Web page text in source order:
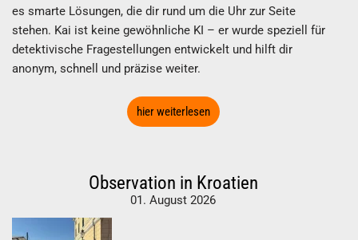
es smarte Lösungen, die dir rund um die Uhr zur Seite
stehen. Kai ist keine gewöhnliche KI – er wurde speziell für
detektivische Fragestellungen entwickelt und hilft dir
anonym, schnell und präzise weiter.
hier weiterlesen
Observation in Kroatien
01. August 2026